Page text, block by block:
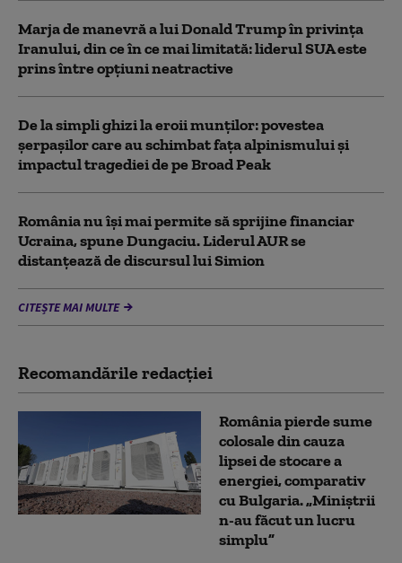
Marja de manevră a lui Donald Trump în privința
Iranului, din ce în ce mai limitată: liderul SUA este
prins între opțiuni neatractive
De la simpli ghizi la eroii munților: povestea
șerpașilor care au schimbat fața alpinismului și
impactul tragediei de pe Broad Peak
România nu își mai permite să sprijine financiar
Ucraina, spune Dungaciu. Liderul AUR se
distanțează de discursul lui Simion
CITEȘTE MAI MULTE
Recomandările redacţiei
România pierde sume
colosale din cauza
lipsei de stocare a
energiei, comparativ
cu Bulgaria. „Miniștrii
n-au făcut un lucru
simplu”